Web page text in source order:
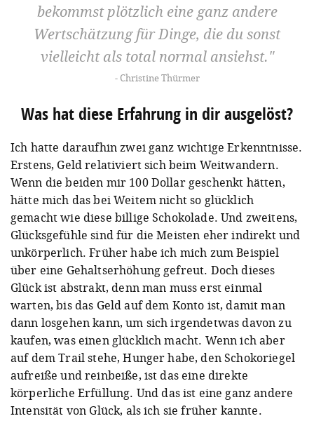
bekommst plötzlich eine ganz andere
Wertschätzung für Dinge, die du sonst
vielleicht als total normal ansiehst.
Christine Thürmer
Was hat diese Erfahrung in dir ausgelöst?
Ich hatte daraufhin zwei ganz wichtige Erkenntnisse.
Erstens, Geld relativiert sich beim Weitwandern.
Wenn die beiden mir 100 Dollar geschenkt hätten,
hätte mich das bei Weitem nicht so glücklich
gemacht wie diese billige Schokolade. Und zweitens,
Glücksgefühle sind für die Meisten eher indirekt und
unkörperlich. Früher habe ich mich zum Beispiel
über eine Gehaltserhöhung gefreut. Doch dieses
Glück ist abstrakt, denn man muss erst einmal
warten, bis das Geld auf dem Konto ist, damit man
dann losgehen kann, um sich irgendetwas davon zu
kaufen, was einen glücklich macht. Wenn ich aber
auf dem Trail stehe, Hunger habe, den Schokoriegel
aufreiße und reinbeiße, ist das eine direkte
körperliche Erfüllung. Und das ist eine ganz andere
Intensität von Glück, als ich sie früher kannte.